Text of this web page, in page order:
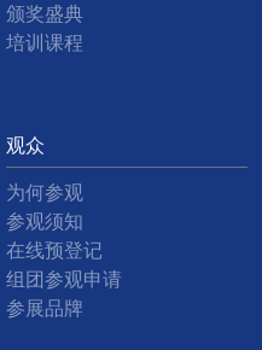
颁奖盛典
培训课程
观众
为何参观
参观须知
在线预登记
组团参观申请
参展品牌